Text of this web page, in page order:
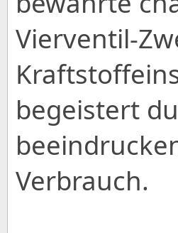
Vierventil-
begeistert
Verbrauch.